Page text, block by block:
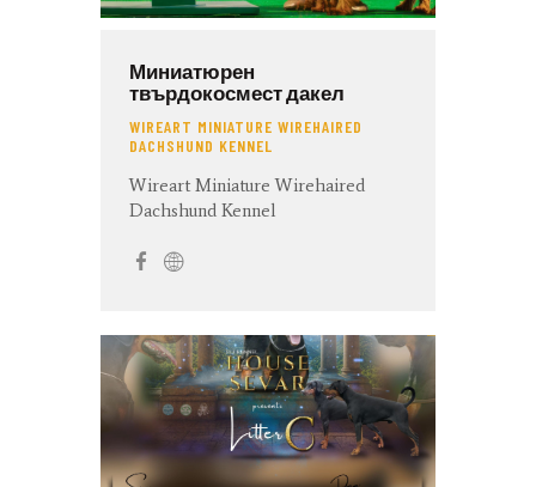
Миниатюрен
твърдокосмест дакел
WIREART MINIATURE WIREHAIRED
DACHSHUND KENNEL
Wireart Miniature Wirehaired
Dachshund Kennel